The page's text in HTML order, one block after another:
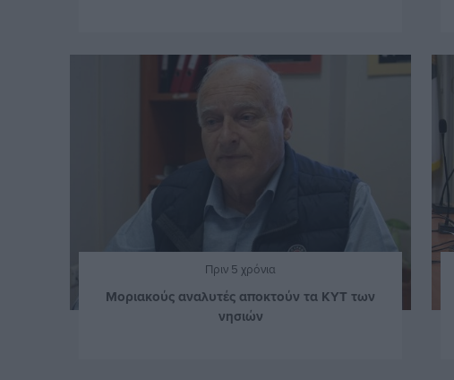
Πριν 5 χρόνια
Μοριακούς αναλυτές αποκτούν τα ΚΥΤ των
νησιών